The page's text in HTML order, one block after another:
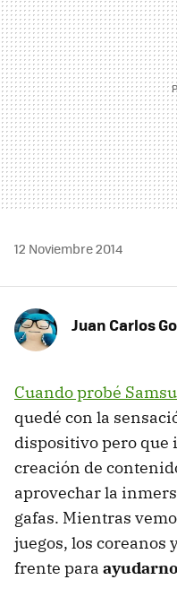
12 Noviembre 2014
Juan Carlos
Cuando probé
quedé con la
dispositivo pero que
creación de
aprovechar la
gafas. Mientras
juegos, los coreanos
frente para